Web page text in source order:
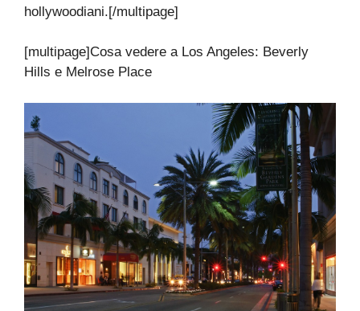
hollywoodiani.[/multipage]
[multipage]Cosa vedere a Los Angeles: Beverly
Hills e Melrose Place